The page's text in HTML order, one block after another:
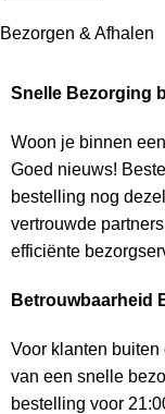
Bezorgen & Afhalen
Snelle Bezorging
Woon je binnen
Goed nieuws!
bestelling nog
vertrouwde
efficiënte
Betrouwbaarheid
Voor klanten
van een snelle
bestelling voor